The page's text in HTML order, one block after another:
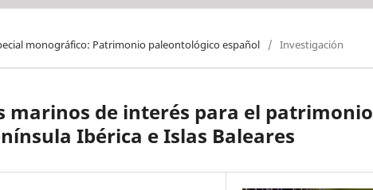
monográfico: Patrimonio paleontológico español / Investigación
marinos de interés para el patrimonio
Ibérica e Islas Baleares